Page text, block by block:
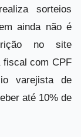
sorteios
ainda não é
no site
fiscal com CPF
varejista de
até 10% de